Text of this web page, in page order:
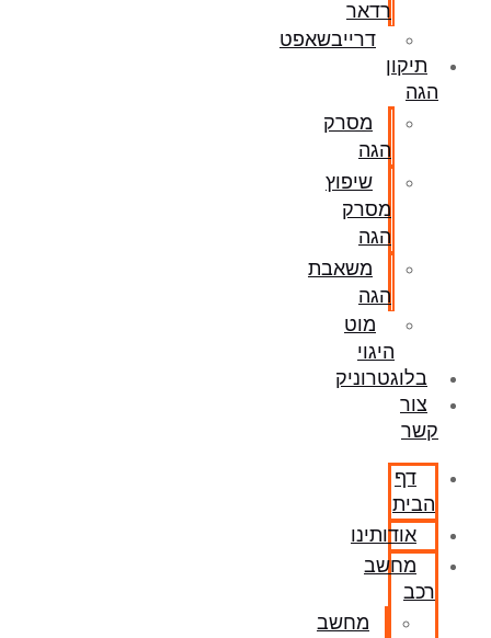
רדאר
דרייבשאפט
תיקון
הגה
מסרק
הגה
שיפוץ
מסרק
הגה
משאבת
הגה
מוט
היגוי
בלוגטרוניק
צור
קשר
דף
הבית
אודותינו
מחשב
רכב
מחשב